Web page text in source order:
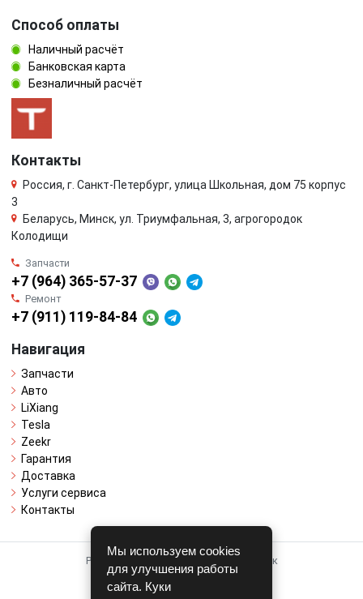
Способ оплаты
Наличный расчёт
Банковская карта
Безналичный расчёт
Контакты
Россия, г. Санкт-Петербург, улица Школьная, дом 75 корпус
3
Беларусь, Минск, ул. Триумфальная, 3, агрогородок
Колодищи
Запчасти
+7 (964) 365-57-37
Ремонт
+7 (911) 119-84-84
Навигация
Запчасти
Авто
LiXiang
Tesla
Zeekr
Гарантия
Доставка
Услуги сервиса
Контакты
Работает на системе для авторазборок
CARRO.БИЗНЕС
Мы используем cookies
для улучшения работы
сайта. Куки